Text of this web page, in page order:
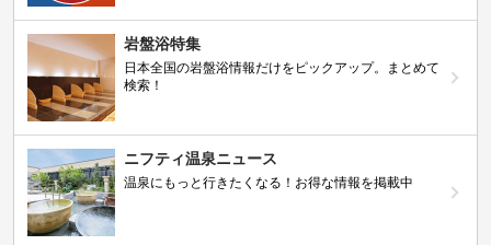
岩盤浴特集
日本全国の岩盤浴情報だけをピックアップ。まとめて
検索！
ニフティ温泉ニュース
温泉にもっと行きたくなる！お得な情報を掲載中